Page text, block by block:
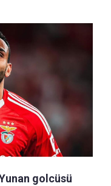
golcüsü